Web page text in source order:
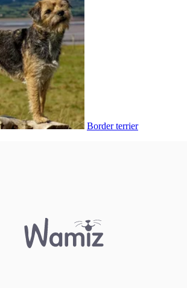
Border terrier